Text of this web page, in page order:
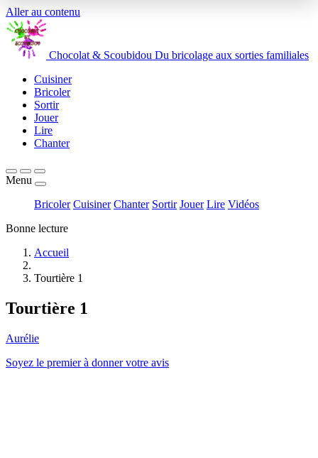
Aller au contenu
Chocolat & Scoubidou Du bricolage aux sorties familiales
Cuisiner
Bricoler
Sortir
Jouer
Lire
Chanter
Menu
Bricoler Cuisiner Chanter Sortir Jouer Lire Vidéos
Bonne lecture
Accueil
Tourtière 1
Tourtière 1
Aurélie
Soyez le premier à donner votre avis